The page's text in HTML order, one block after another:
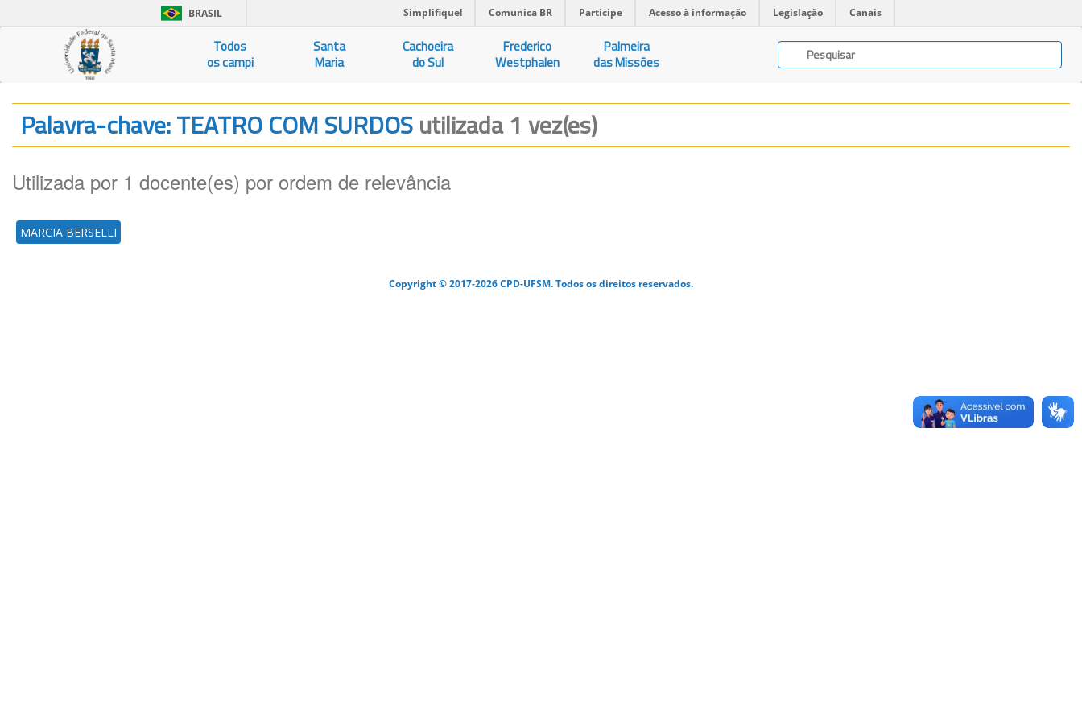
BRASIL Simplifique! Comunica BR Participe Acesso à informação Legislação Canais
Todos
os campi
Santa
Maria
Cachoeira
do Sul
Frederico
Westphalen
Palmeira
das Missões
Palavra-chave: TEATRO COM SURDOSutilizada 1 vez(es)
Utilizada por 1 docente(es) por ordem de relevância
MARCIA BERSELLI
Copyright © 2017-2026 CPD-UFSM. Todos os direitos reservados.